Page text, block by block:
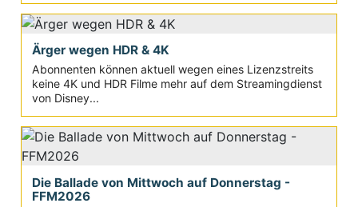
Ärger wegen HDR & 4K
Abonnenten können aktuell wegen eines Lizenzstreits
keine 4K und HDR Filme mehr auf dem Streamingdienst
von Disney...
Die Ballade von Mittwoch auf Donnerstag -
FFM2026